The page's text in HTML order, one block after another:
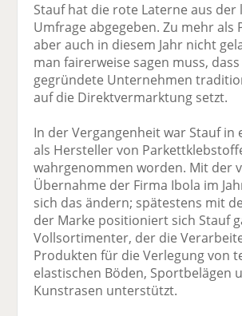
Stauf hat die rote Laterne aus der
Umfrage abgegeben. Zu mehr als
aber auch in diesem Jahr nicht
man fairerweise sagen muss,
gegründete Unternehmen
auf die Direktvermarktung setzt.
In der Vergangenheit war Stauf in
als Hersteller von
wahrgenommen worden. Mit der
Übernahme der Firma Ibola im
sich das ändern; spätestens mit
der Marke positioniert sich Stauf
Vollsortimenter, der die
Produkten für die Verlegung von
elastischen Böden, Sportbelägen
Kunstrasen unterstützt.